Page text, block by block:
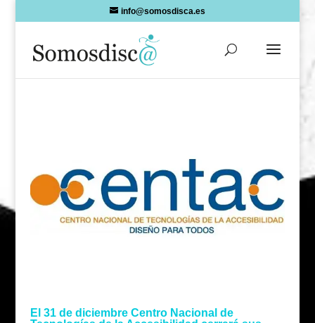
info@somosdisca.es
El 31 de diciembre Centro Nacional de